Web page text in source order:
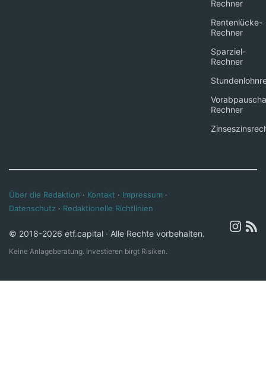
Rechner
Rentenlücke-
Rechner
Sparziel-
Rechner
Rechner
Über die Redaktion · Kontakt · Impressum ·
Datenschutz · Redaktionelle Richtlinien
© 2018-2026 etf.capital · Alle Rechte vorbehalten.
Keine Anlageberatung. Investieren birgt Risiken.